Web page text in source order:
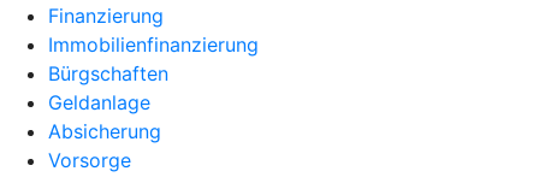
Finanzierung
Immobilienfinanzierung
Bürgschaften
Geldanlage
Absicherung
Vorsorge